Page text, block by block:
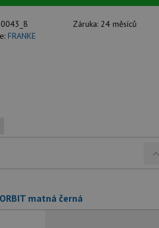
Záruka:24 měsíců
FRANKE
matná černá